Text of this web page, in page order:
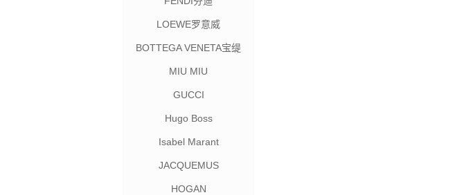
LOEWE罗意威
BOTTEGA VENETA宝缇
MIU MIU
GUCCI
Hugo Boss
Isabel Marant
JACQUEMUS
HOGAN